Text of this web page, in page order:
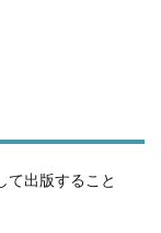
て出版すること